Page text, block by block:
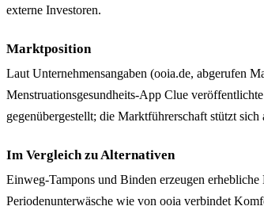
externe Investoren.
Marktposition
Laut Unternehmensangaben (ooia.de, abgerufen
Menstruationsgesundheits-App Clue
gegenübergestellt; die Marktführerschaft stützt
Im Vergleich zu Alternativen
Einweg-Tampons und Binden erzeugen
Periodenunterwäsche wie von ooia verbindet